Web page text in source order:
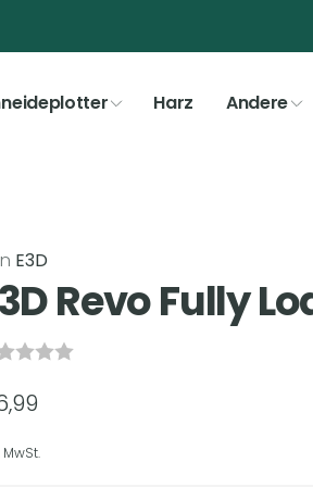
Harz Andere
E3D
Revo Fully
MwSt.